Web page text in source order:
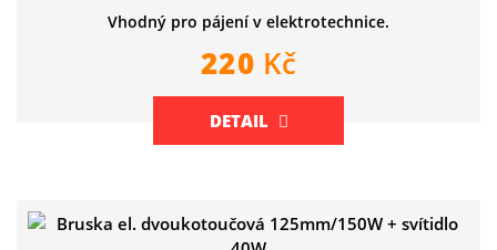
Vhodný pro pájení v elektrotechnice.
220 Kč
DETAIL